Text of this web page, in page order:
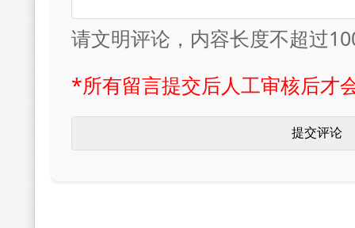
请文明评论，内容长度不超过
*所有留言提交后人工审核后才